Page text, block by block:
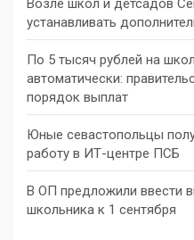
Возле школ и детсадов
устанавливать
По 5 тысяч рублей на
автоматически:
порядок выплат
Юные севастопольцы
работу в ИТ-центре ПСБ
В ОП предложили ввести
школьника к 1 сентября